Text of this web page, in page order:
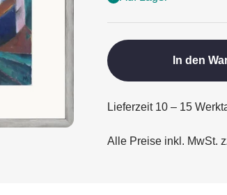
In den
Lieferzeit 10 – 15
Alle Preise inkl. MwSt.